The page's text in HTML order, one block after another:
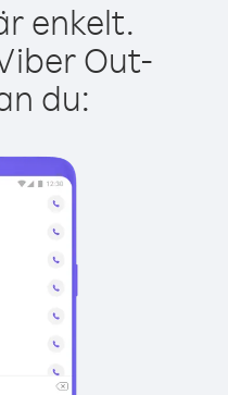
enkelt.
Out-
du: